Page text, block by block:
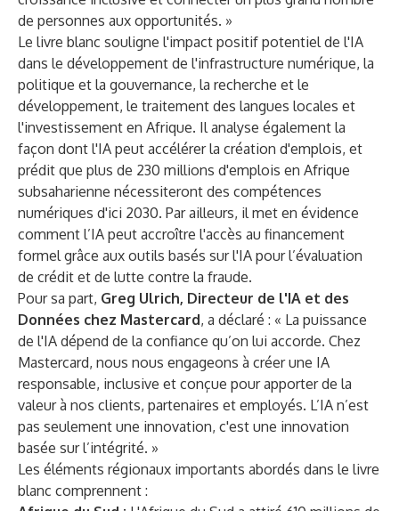
de personnes aux opportunités. »
Le livre blanc souligne l'impact positif potentiel de l'IA
dans le développement de l'infrastructure numérique, la
politique et la gouvernance, la recherche et le
développement, le traitement des langues locales et
l'investissement en Afrique. Il analyse également la
façon dont l'IA peut accélérer la création d'emplois, et
prédit que plus de 230 millions d'emplois en Afrique
subsaharienne nécessiteront des compétences
numériques d'ici 2030. Par ailleurs, il met en évidence
comment l’IA peut accroître l'accès au financement
formel grâce aux outils basés sur l'IA pour l’évaluation
de crédit et de lutte contre la fraude.
Pour sa part, Greg Ulrich, Directeur de l'IA et des
Données chez Mastercard, a déclaré : « La puissance
de l'IA dépend de la confiance qu’on lui accorde. Chez
Mastercard, nous nous engageons à créer une IA
responsable, inclusive et conçue pour apporter de la
valeur à nos clients, partenaires et employés. L’IA n’est
pas seulement une innovation, c'est une innovation
basée sur l’intégrité. »
Les éléments régionaux importants abordés dans le livre
blanc comprennent :